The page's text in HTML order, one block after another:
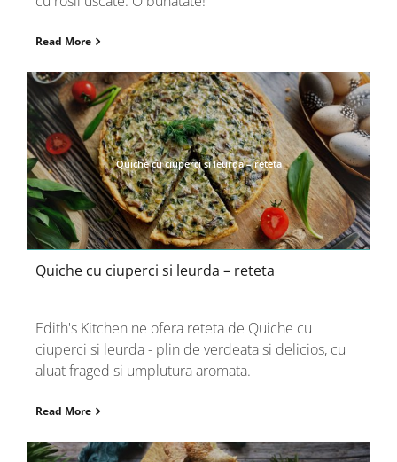
Read More
Quiche cu ciuperci si leurda – reteta
Quiche cu ciuperci si leurda – reteta
Edith's Kitchen ne ofera reteta de Quiche cu
ciuperci si leurda - plin de verdeata si delicios, cu
aluat fraged si umplutura aromata.
Read More